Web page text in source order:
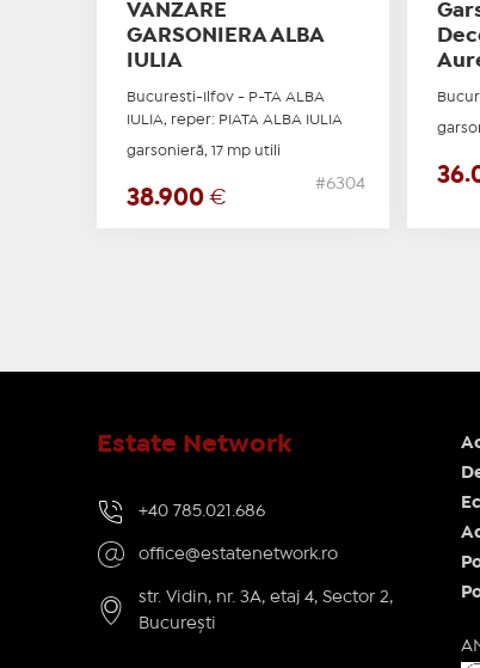
VANZARE
GARSONIERA ALBA
IULIA
Bucuresti-Ilfov - P-TA ALBA
IULIA, reper: PIATA ALBA IULIA
garsonieră, 17 mp utili
38.900 €
#6304
Estate Network
+40 785.021.686
office@estatenetwork.ro
str. Vidin, nr. 3A, etaj 4, Sector 2,
București